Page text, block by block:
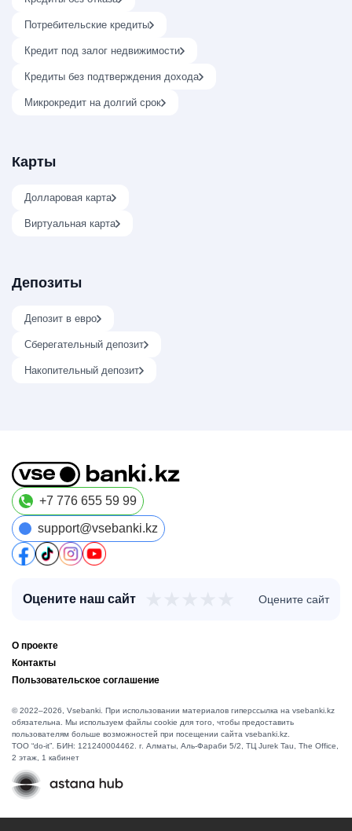
Потребительские кредиты
Кредит под залог недвижимости
Кредиты без подтверждения дохода
Микрокредит на долгий срок
Карты
Долларовая карта
Виртуальная карта
Депозиты
Депозит в евро
Сберегательный депозит
Накопительный депозит
+7 776 655 59 99
support@vsebanki.kz
Оцените наш сайт Оцените сайт
О проекте
Контакты
Пользовательское соглашение
© 2022–2026, Vsebanki. При использовании материалов гиперссылка на vsebanki.kz
обязательна. Мы используем файлы cookie для того, чтобы предоставить
пользователям больше возможностей при посещении сайта vsebanki.kz.
TOO “do-it”. БИН: 121240004462. г. Алматы, ​Аль-Фараби 5/2, ТЦ Jurek Tau, The Office,
2 этаж, 1 кабинет